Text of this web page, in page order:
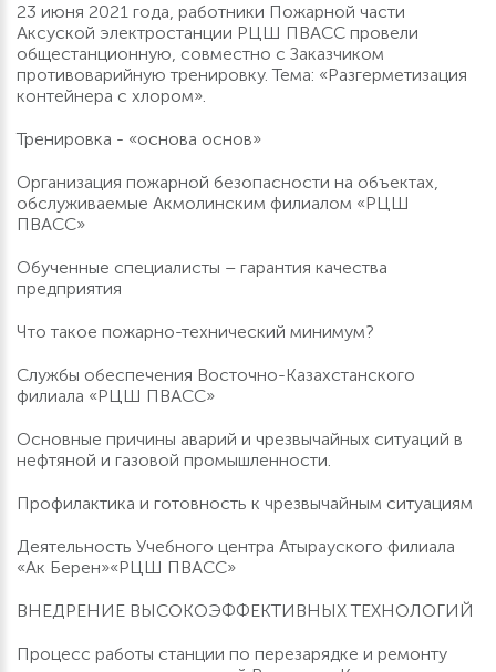
23 июня 2021 года, работники Пожарной части
Аксуской электростанции РЦШ ПВАСС провели
общестанционную, совместно с Заказчиком
противоварийную тренировку. Тема: «Разгерметизация
контейнера с хлором».
Тренировка - «основа основ»
Организация пожарной безопасности на объектах,
обслуживаемые Акмолинским филиалом «РЦШ
ПВАСС»
Обученные специалисты – гарантия качества
предприятия
Что такое пожарно-технический минимум?
Службы обеспечения Восточно-Казахстанского
филиала «РЦШ ПВАСС»
Основные причины аварий и чрезвычайных ситуаций в
нефтяной и газовой промышленности.
Профилактика и готовность к чрезвычайным ситуациям
Деятельность Учебного центра Атырауского филиала
«Ак Берен»«РЦШ ПВАСС»
ВНЕДРЕНИЕ ВЫСОКОЭФФЕКТИВНЫХ ТЕХНОЛОГИЙ
Процесс работы станции по перезарядке и ремонту